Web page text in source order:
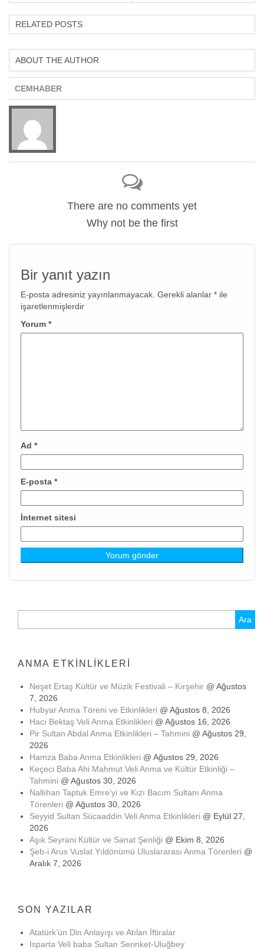
RELATED POSTS
ABOUT THE AUTHOR
CEMHABER
There are no comments yet
Why not be the first
Bir yanıt yazın
E-posta adresiniz yayınlanmayacak. Gerekli alanlar * ile
işaretlenmişlerdir
Yorum *
Ad *
E-posta *
İnternet sitesi
ANMA ETKINLIKLERI
Neşet Ertaş Kültür ve Müzik Festivali – Kırşehir @ Ağustos
7, 2026
Hubyar Anma Töreni ve Etkinlikleri @ Ağustos 8, 2026
Hacı Bektaş Veli Anma Etkinlikleri @ Ağustos 16, 2026
Pir Sultan Abdal Anma Etkinlikleri – Tahmini @ Ağustos 29,
2026
Hamza Baba Anma Etkinlikleri @ Ağustos 29, 2026
Keçeci Baba Ahi Mahmut Veli Anma ve Kültür Etkinliği –
Tahmini @ Ağustos 30, 2026
Nallıhan Taptuk Emre’yi ve Kızı Bacım Sultanı Anma
Törenleri @ Ağustos 30, 2026
Seyyid Sultan Sücaaddin Veli Anma Etkinlikleri @ Eylül 27,
2026
Aşık Seyrani Kültür ve Sanat Şenliği @ Ekim 8, 2026
Şeb-i Arus Vuslat Yıldönümü Uluslararası Anma Törenleri @
Aralık 7, 2026
SON YAZILAR
Atatürk’ün Din Anlayışı ve Atılan İftiralar
Isparta Veli baba Sultan Serinket-Uluğbey